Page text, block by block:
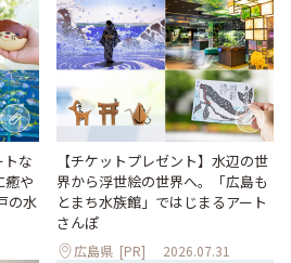
トな
癒や
の水
【チケットプレゼント】水辺の世
界から浮世絵の世界へ。「広島も
とまち水族館」ではじまるアート
さんぽ
広島県 [PR] 2026.07.31